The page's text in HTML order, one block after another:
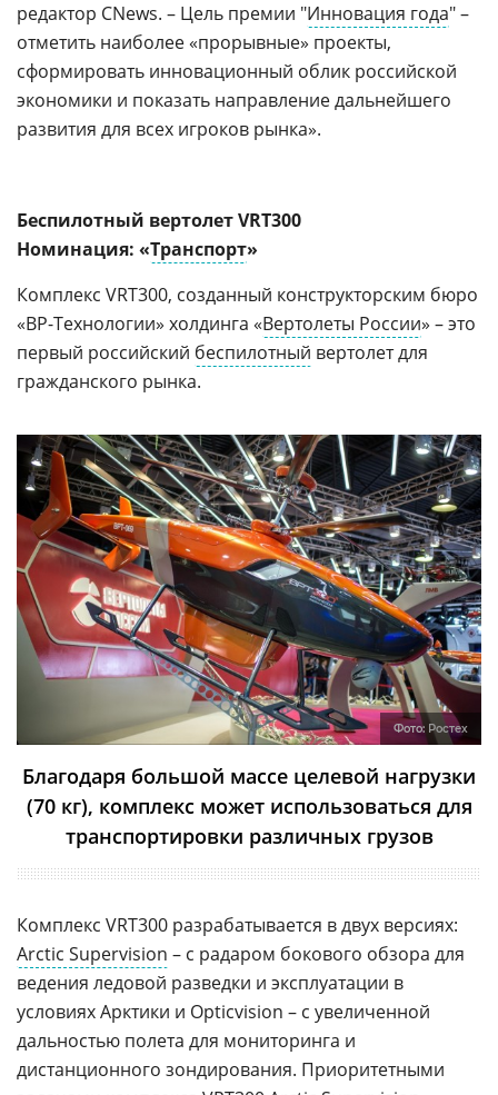
редактор CNews. – Цель премии "Инновация года" –
отметить наиболее «прорывные» проекты,
сформировать инновационный облик российской
экономики и показать направление дальнейшего
развития для всех игроков рынка».
Беспилотный вертолетVRT300
Номинация: «Транспорт»
Комплекс VRT300, созданный конструкторским бюро
«ВР-Технологии» холдинга «Вертолеты России» – это
первый российский беспилотный вертолет для
гражданского рынка.
Фото: Ростех
Благодаря большой массе целевой нагрузки
(70 кг), комплекс может использоваться для
транспортировки различных грузов
Комплекс VRT300 разрабатывается в двух версиях:
Arctic Supervision – с радаром бокового обзора для
ведения ледовой разведки и эксплуатации в
условиях Арктики и Opticvision – с увеличенной
дальностью полета для мониторинга и
дистанционного зондирования. Приоритетными